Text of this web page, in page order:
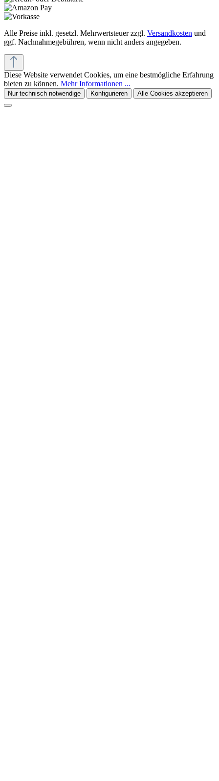
Alle Preise inkl. gesetzl. Mehrwertsteuer zzgl. Versandkosten und
ggf. Nachnahmegebühren, wenn nicht anders angegeben.
Diese Website verwendet Cookies, um eine bestmögliche Erfahrung
bieten zu können. Mehr Informationen ...
Nur technisch notwendige Konfigurieren Alle Cookies akzeptieren